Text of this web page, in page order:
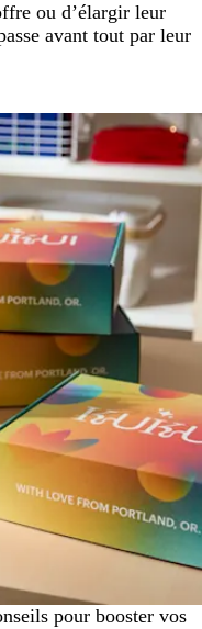
ou d’élargir leur
avant tout par leur
pour booster vos